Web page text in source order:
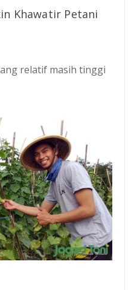
Khawatir Petani
relatif masih tinggi